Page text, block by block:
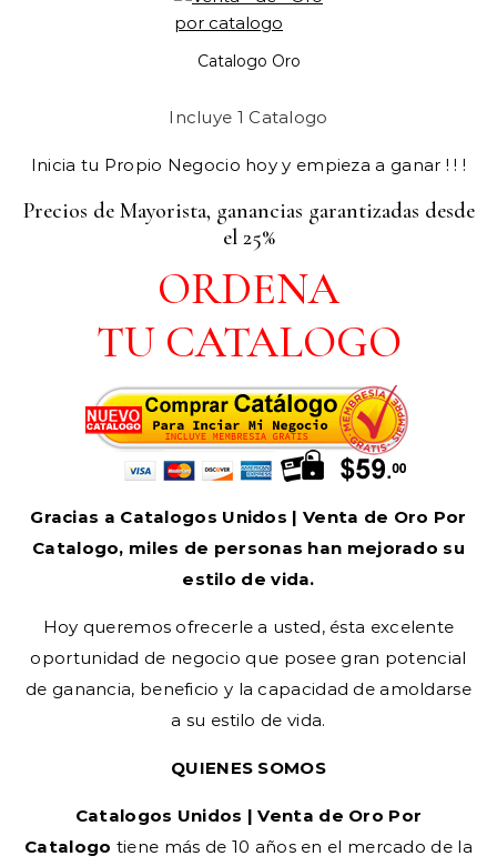
Catalogo Oro
Incluye 1 Catalogo
Inicia tu Propio Negocio hoy y empieza a ganar ! ! !
Precios de Mayorista, ganancias garantizadas desde
el 25%
ORDENA
TU CATALOGO
Gracias a Catalogos Unidos | Venta de Oro Por
Catalogo, miles de personas han mejorado su
estilo de vida.
Hoy queremos ofrecerle a usted, ésta excelente
oportunidad de negocio que posee gran potencial
de ganancia, beneficio y la capacidad de amoldarse
a su estilo de vida.
QUIENES SOMOS
Catalogos Unidos | Venta de Oro Por
Catalogo tiene más de 10 años en el mercado de la